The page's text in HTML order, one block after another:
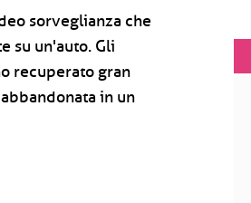
sorveglianza che
su un'auto. Gli
recuperato gran
in un